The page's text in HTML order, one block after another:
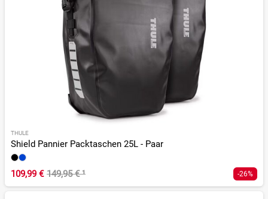
THULE
Shield Pannier Packtaschen 25L - Paar
109,99 € 149,95 €¹ -26%